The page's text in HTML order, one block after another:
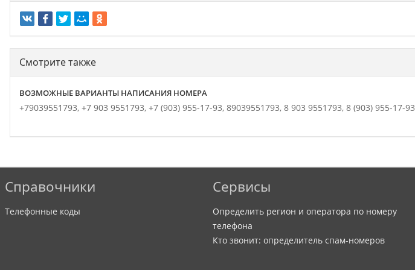
Смотрите также
ВОЗМОЖНЫЕ ВАРИАНТЫ НАПИСАНИЯ НОМЕРА
+79039551793, +7 903 9551793, +7 (903) 955-17-93, 89039551793, 8 903 9551793, 8 (903) 955-17-93
Справочники
Телефонные коды
Сервисы
Определить регион и оператора по номеру
телефона
Кто звонит: определитель спам-номеров